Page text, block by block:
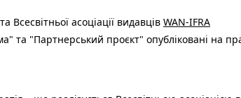
та Всесвітньої асоціації видавців WAN-IFRA
та "Партнерський проєкт" опубліковані на